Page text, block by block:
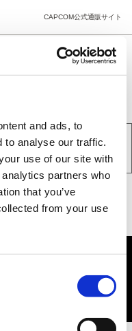
and ads, to
to analyse our traffic.
use of our site with
partners who
that you’ve
from your use
CAPCOM公式通販サイト
。
ける」 をクリックしてく